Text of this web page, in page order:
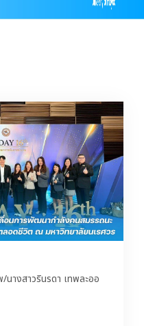
างสาวรินรดา เทพละออ